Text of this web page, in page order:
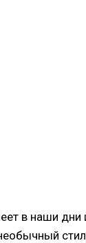
в наши дни